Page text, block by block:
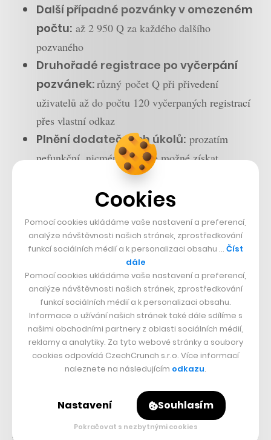
Další případné pozvánky v omezeném
počtu: až 2 950 Q za každého dalšího
pozvaného
Druhořadé registrace po vyčerpání
pozvánek:různý počet Q při přivedení
uživatelů až do počtu 120 vyčerpaných registrací
přes vlastní odkaz
Plnění dodatečných úkolů: prozatím
nefunkční, nicméně Q bude možné získat
například za další doplnění profilu nebo stažení
Ale jak všichni víme, získat dnes něco zdarma zní až
moc dobře, a šance, že se tak opravdu stane a Q budou
mít vůbec nějakou hodnotu, je opravdu velmi mizivá.
Byť to stále není nic nemožného.
Cookies
Pomocí cookies ukládáme vaše nastavení a preferencí,
analýze návštěvnosti našich stránek, zprostředkování
funkcí sociálních médií a k personalizaci obsahu … Číst
dále
Pomocí cookies ukládáme vaše nastavení a preferencí,
analýze návštěvnosti našich stránek, zprostředkování
funkcí sociálních médií a k personalizaci obsahu.
Informace o užívání našich stránek také dále sdílíme s
našimi obchodními partnery z oblasti sociálních médií,
reklamy a analytiky. Za tyto webové stránky a soubory
cookies odpovídá CzechCrunch s.r.o. Více informací
naleznete na následujícím odkazu.
Nastavení Souhlasím
Pokračovat s nezbytnými cookies